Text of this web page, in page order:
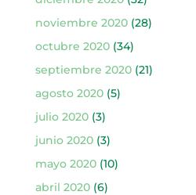
noviembre 2020(28)
octubre 2020(34)
septiembre 2020(21)
agosto 2020(5)
julio 2020(3)
junio 2020(3)
mayo 2020(10)
abril 2020(6)